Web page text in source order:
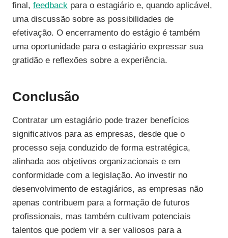
final, feedback para o estagiário e, quando aplicável,
uma discussão sobre as possibilidades de
efetivação. O encerramento do estágio é também
uma oportunidade para o estagiário expressar sua
gratidão e reflexões sobre a experiência.
Conclusão
Contratar um estagiário pode trazer benefícios
significativos para as empresas, desde que o
processo seja conduzido de forma estratégica,
alinhada aos objetivos organizacionais e em
conformidade com a legislação. Ao investir no
desenvolvimento de estagiários, as empresas não
apenas contribuem para a formação de futuros
profissionais, mas também cultivam potenciais
talentos que podem vir a ser valiosos para a